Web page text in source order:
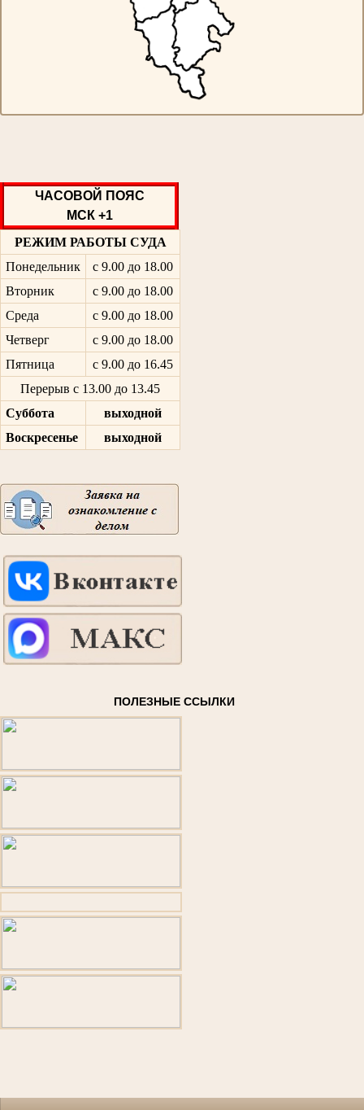
ЧАСОВОЙ ПОЯС
МСК +1
РЕЖИМ РАБОТЫ СУДА
Понедельник
с 9.00 до 18.00
Вторник
с 9.00 до 18.00
Среда
с 9.00 до 18.00
Четверг
с 9.00 до 18.00
Пятница
с 9.00 до 16.45
Перерыв с 13.00 до 13.45
Суббота
выходной
Воскресенье
выходной
ПОЛЕЗНЫЕ ССЫЛКИ